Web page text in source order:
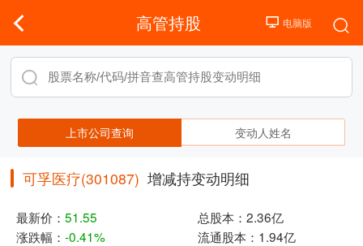
高管持股
上市公司查询 变动人姓名
可孚医疗(301087) 增减持变动明细
最新价： 51.55 总股本： 2.36亿
涨跌幅： -0.41% 流通股本： 1.94亿